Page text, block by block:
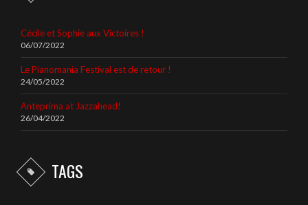
Cécile et Sophie aux Victoires !
06/07/2022
Le Pianomania Festival est de retour !
24/05/2022
Anteprima at Jazzahead!
26/04/2022
TAGS